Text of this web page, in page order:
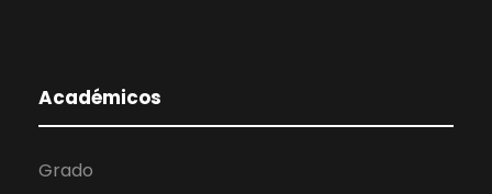
Académicos
Grado